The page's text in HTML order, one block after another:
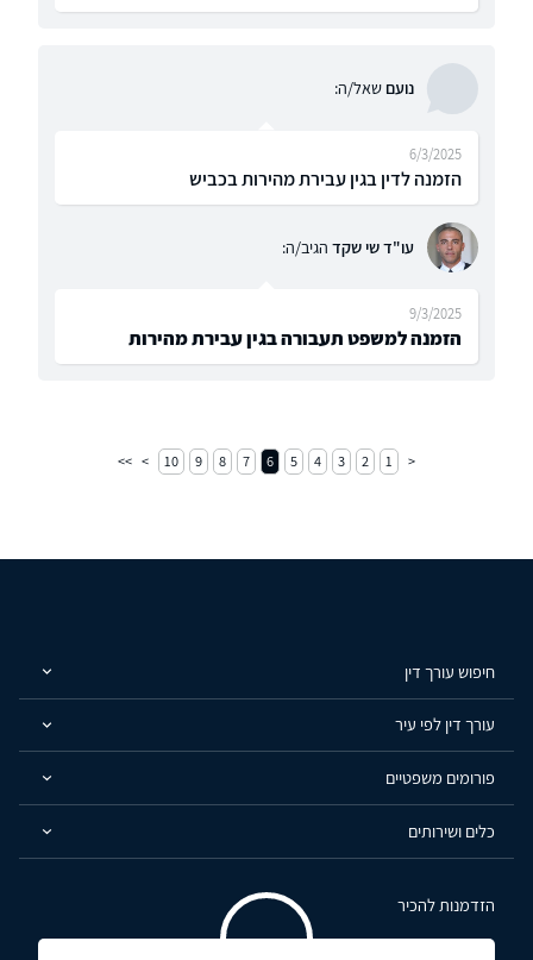
נועם שאל/ה:
הזמנה לדין בגין עבירת מהירות בכביש
6/3/2025
עו"ד שי שקד הגיב/ה:
הזמנה למשפט תעבורה בגין עבירת מהירות
9/3/2025
1
2
3
4
5
6
7
8
9
10
חיפוש עורך דין
עורך דין לפי עיר
פורומים משפטיים
כלים ושירותים
הזדמנות להכיר